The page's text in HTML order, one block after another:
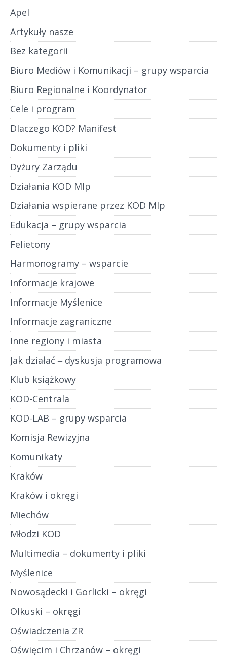
Apel
Artykuły nasze
Bez kategorii
Biuro Mediów i Komunikacji – grupy wsparcia
Biuro Regionalne i Koordynator
Cele i program
Dlaczego KOD? Manifest
Dokumenty i pliki
Dyżury Zarządu
Działania KOD Mlp
Działania wspierane przez KOD Mlp
Edukacja – grupy wsparcia
Felietony
Harmonogramy – wsparcie
Informacje krajowe
Informacje Myślenice
Informacje zagraniczne
Inne regiony i miasta
Jak działać ‒ dyskusja programowa
Klub książkowy
KOD-Centrala
KOD-LAB – grupy wsparcia
Komisja Rewizyjna
Komunikaty
Kraków
Kraków i okręgi
Miechów
Młodzi KOD
Multimedia – dokumenty i pliki
Myślenice
Nowosądecki i Gorlicki – okręgi
Olkuski – okręgi
Oświadczenia ZR
Oświęcim i Chrzanów – okręgi